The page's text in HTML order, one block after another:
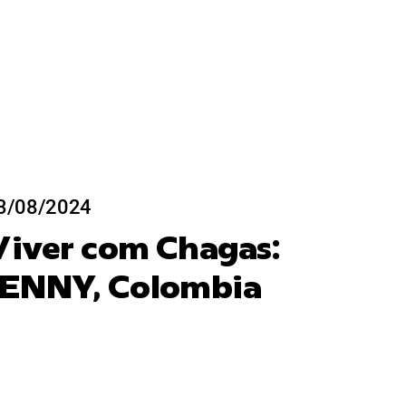
08/2024
com Chagas:
Colombia